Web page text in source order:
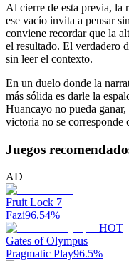
Al cierre de esta previa, la
ese vacío invita a pensar
conviene recordar que la
el resultado. El verdadero
sin leer el contexto.
En un duelo donde la
más sólida es darle la
Huancayo no pueda
victoria no se
Juegos
AD
Fruit Lock 7
Fazi96.54%
HOT
Gates of Olympus
Pragmatic Play96.5%